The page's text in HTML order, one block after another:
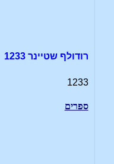
רודולף שטיינר 1233
1233
ספרים